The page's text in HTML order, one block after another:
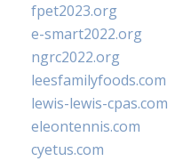
fpet2023.org
e-smart2022.org
ngrc2022.org
leesfamilyfoods.com
lewis-lewis-cpas.com
eleontennis.com
cyetus.com